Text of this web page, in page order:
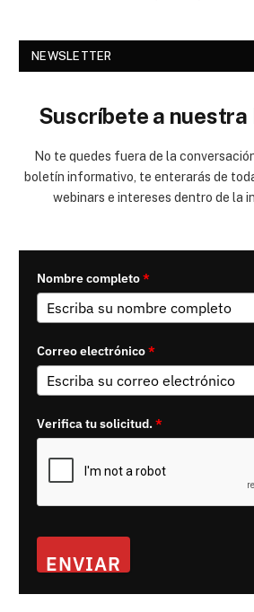
NEWSLETTER
Suscríbete a
No te quedes fuera de la
boletín informativo, te enterarás de
webinars e intereses dentro de la
Nombre completo*
Correo electrónico*
Verifica tu solicitud.*
ENVIAR